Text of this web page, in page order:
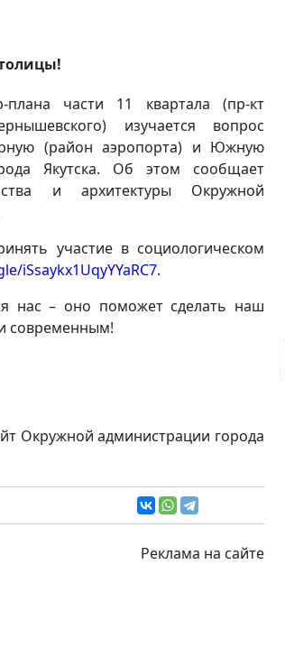
части 11 квартала (пр-кт
изучается вопрос
(район аэропорта) и Южную
Якутска. Об этом сообщает
и архитектуры Окружной
участие в социологическом
iSsaykx1UqyYYaRC7.
нас – оно поможет сделать наш
современным!
Окружной администрации города
Реклама на сайте